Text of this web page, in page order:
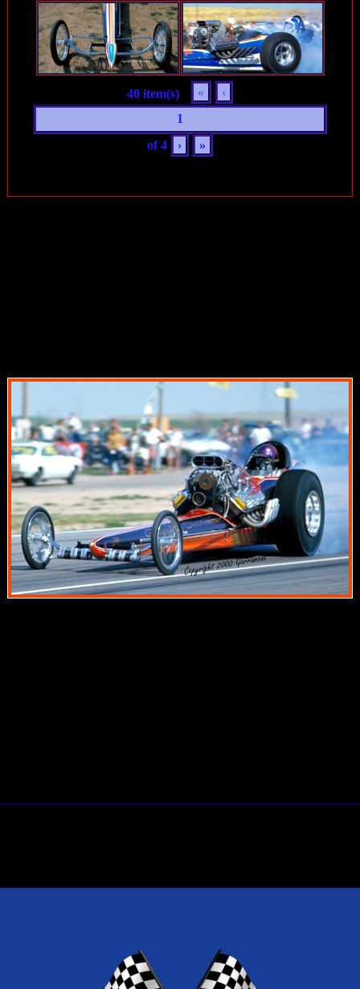
40 item(s) « ‹
of4 › »